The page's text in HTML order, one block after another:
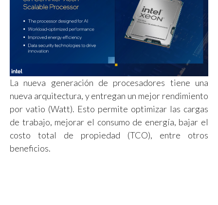
La nueva generación de procesadores tiene una
nueva arquitectura, y entregan un mejor rendimiento
por vatio (Watt). Esto permite optimizar las cargas
de trabajo, mejorar el consumo de energía, bajar el
costo total de propiedad (TCO), entre otros
beneficios.